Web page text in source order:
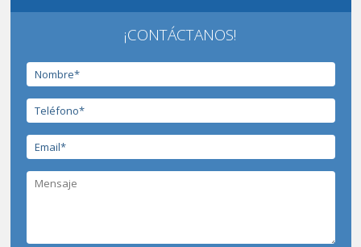
¡CONTÁCTANOS!